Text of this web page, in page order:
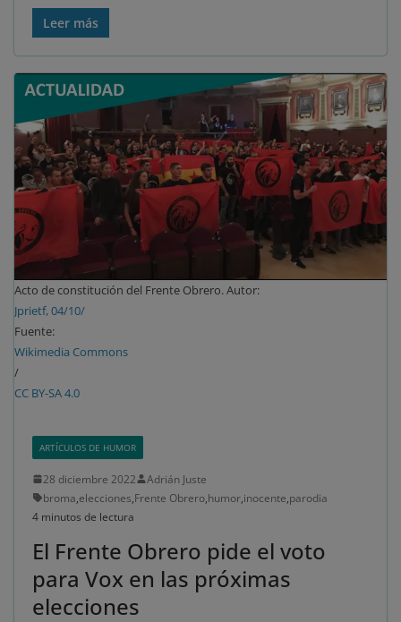
Leer más
Acto de constitución del Frente Obrero. Autor:
Jprietf, 04/10/
Fuente:
Wikimedia Commons
/
CC BY-SA 4.0
ARTÍCULOS DE HUMOR
28 diciembre 2022
Adrián Juste
broma,elecciones,Frente Obrero,humor,inocente,parodia
4 minutos de lectura
El Frente Obrero pide el voto
para Vox en las próximas
elecciones